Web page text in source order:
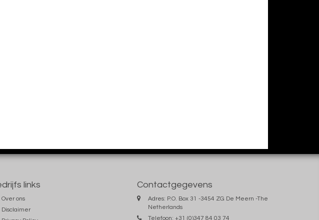
links
Over ons
Disclaimer
Contactgegevens
Adres: P.O. Box 31 -3454 ZG De Meern -The
Netherlands
Telefoon: +31 (0)347 84 03 74